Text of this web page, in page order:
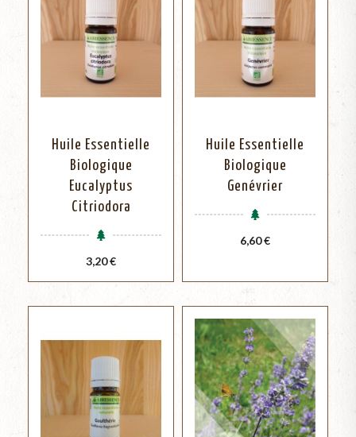
Huile Essentielle
Biologique
Eucalyptus
Citriodora
Prix
3,20 €
Huile Essentielle
Biologique
Genévrier
Prix
6,60 €